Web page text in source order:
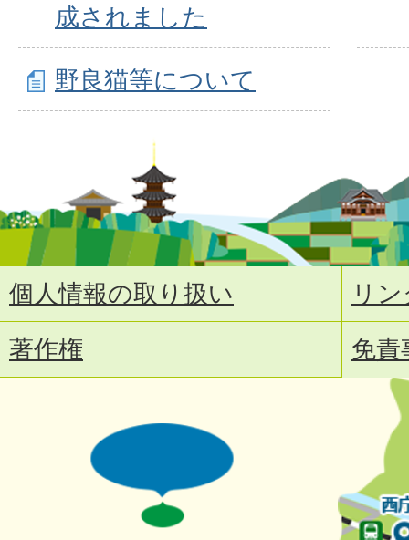
成されました
野良猫等について
個人情報の取り扱い
リ
著作権
免責